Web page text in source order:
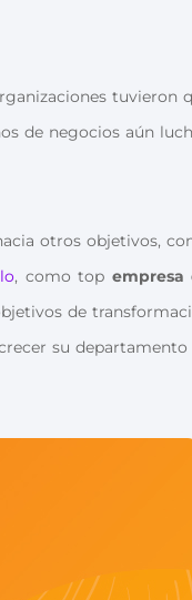
tuvieron
de negocios aún
otros objetivos,
, como top empresa
de
su departamento